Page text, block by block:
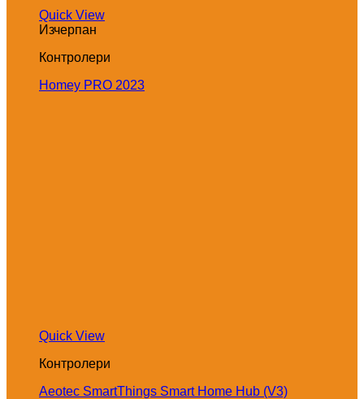
Quick View
Изчерпан
Контролери
Homey PRO 2023
Quick View
Контролери
Aeotec SmartThings Smart Home Hub (V3)